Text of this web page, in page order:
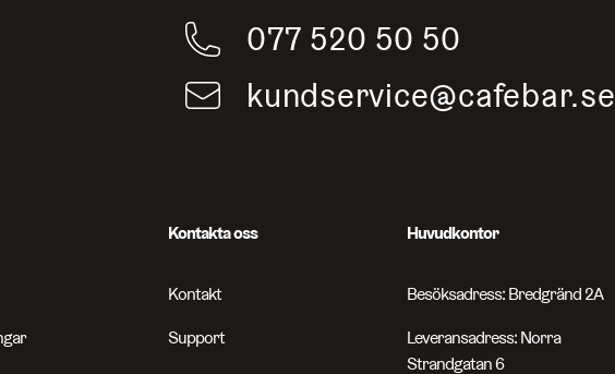
077 520 50 50
kundservice@cafebar.se
Kontakta oss
Kontakt
Support
Huvudkontor
Besöksadress: Bredgränd 2A
Leveransadress: Norra
Strandgatan 6